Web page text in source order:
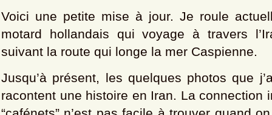
Voici une petite mise à jour. Je roule
motard hollandais qui voyage à travers
suivant la route qui longe la mer Caspienne.
Jusqu’à présent, les quelques photos que
racontent une histoire en Iran. La connection